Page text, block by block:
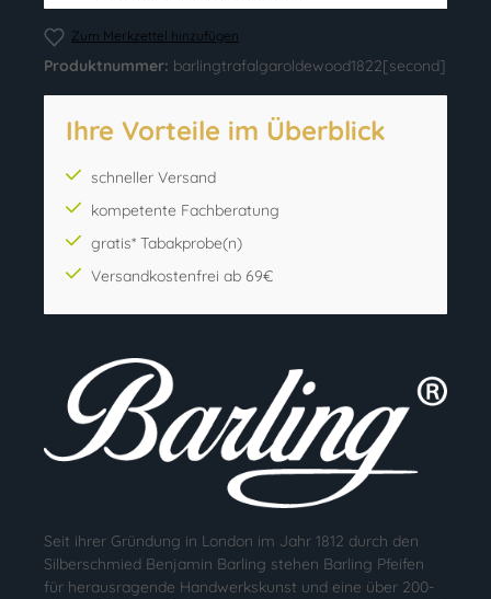
Zum Merkzettel hinzufügen
Produktnummer: barlingtrafalgaroldewood1822[second]
Ihre Vorteile im Überblick
schneller Versand
kompetente Fachberatung
gratis* Tabakprobe(n)
Versandkostenfrei ab 69€
Seit ihrer Gründung in London im Jahr 1812 durch den
Silberschmied Benjamin Barling stehen Barling Pfeifen
für herausragende Handwerkskunst und eine über 200-